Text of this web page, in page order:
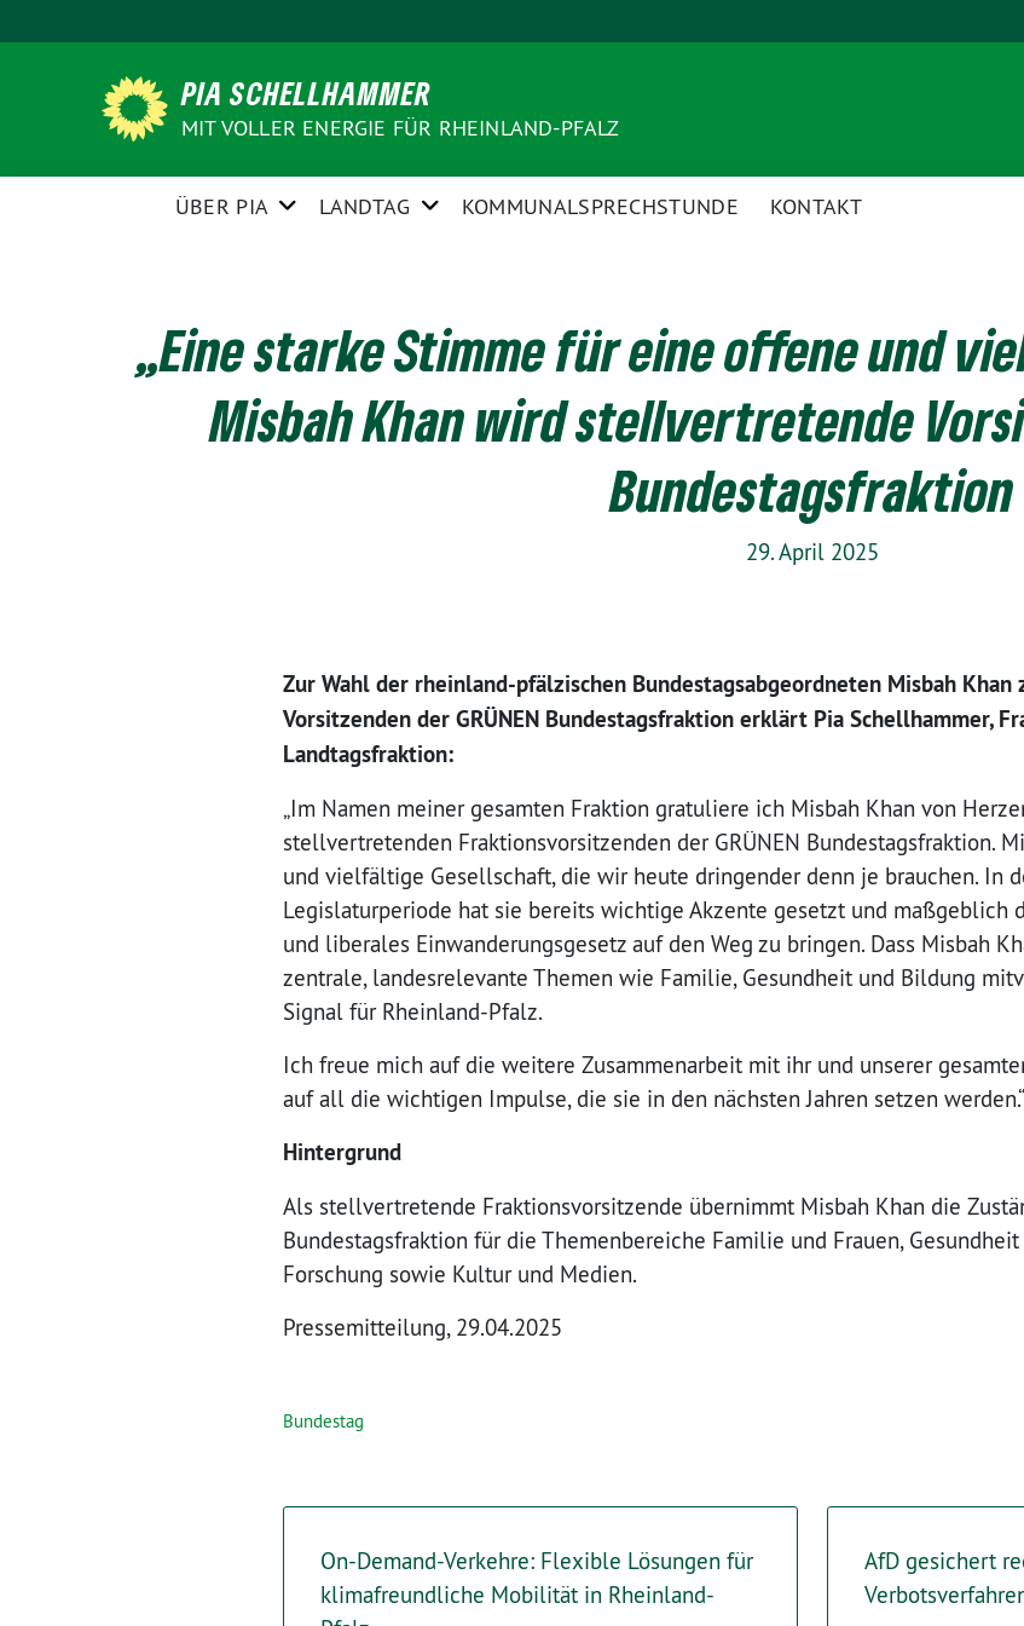
zum
PIA SCHELLHAMMER
MIT VOLLER ENERGIE FÜR RHEINLAND-PFALZ
ÜBER PIA LANDTAG KOMMUNALSPRECHSTUNDE KONTAKT
„Eine starke Stimme für eine offene und
Misbah Khan wird stellvertretende
Bundestagsfraktion
29. April 2025
Zur Wahl der rheinland-pfälzischen Bundestagsabgeordneten Misbah
Vorsitzenden der GRÜNEN Bundestagsfraktion erklärt Pia Schellhammer,
Landtagsfraktion:
„Im Namen meiner gesamten Fraktion gratuliere ich Misbah Khan von
stellvertretenden Fraktionsvorsitzenden der GRÜNEN Bundestagsfraktion.
und vielfältige Gesellschaft, die wir heute dringender denn je brauchen. In
Legislaturperiode hat sie bereits wichtige Akzente gesetzt und maßgeblich
und liberales Einwanderungsgesetz auf den Weg zu bringen. Dass Misbah
zentrale, landesrelevante Themen wie Familie, Gesundheit und Bildung
Signal für Rheinland-Pfalz.
Ich freue mich auf die weitere Zusammenarbeit mit ihr und unserer
auf all die wichtigen Impulse, die sie in den nächsten Jahren setzen werden.“
Hintergrund
Als stellvertretende Fraktionsvorsitzende übernimmt Misbah Khan die
Bundestagsfraktion für die Themenbereiche Familie und Frauen,
Forschung sowie Kultur und Medien.
Pressemitteilung, 29.04.2025
Bundestag
On-Demand-Verkehre: Flexible Lösungen für
klimafreundliche Mobilität in Rheinland-
AfD gesichert